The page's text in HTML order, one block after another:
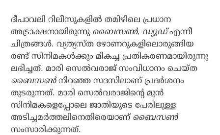
ദീപാവലി റിലീസുകളില്‍ തമിഴിലെ പ്രധാന
അട്രാക്ഷനായിരുന്നു ബൈസണ്‍, ഡ്യൂഡ്എന്നീ
ചിത്രങ്ങള്‍. വ്യത്യസ്ത ഴോണറുകളിലൊരുങ്ങിയ
രണ്ട് സിനിമകള്‍ക്കും മികച്ച പ്രതികരണമായിരുന്നു
ലഭിച്ചത്. മാരി സെല്‍വരാജ് സംവിധാനം ചെയ്ത
ബൈസണ്‍നിറഞ്ഞ സദസിലാണ് പ്രദര്‍ശനം
തുടരുന്നത്. മാരി സെല്‍വരാജിന്റെ മുന്‍
സിനിമകളെപ്പോലെ ജാതിയുടെ പേരിലുള്ള
അടിച്ചമര്‍ത്തലിനെതിരെയാണ്ബൈസണ്‍
സംസാരിക്കുന്നത്.